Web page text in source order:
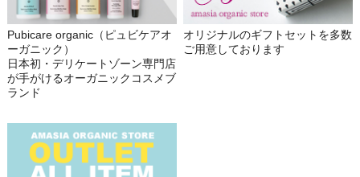
Pubicare organic（ピュビケアオ
ーガニック）
日本初・デリケートゾーン専門店
が手がけるオーガニックコスメブ
ランド
オリジナルのギフトセットを多数
ご用意しております